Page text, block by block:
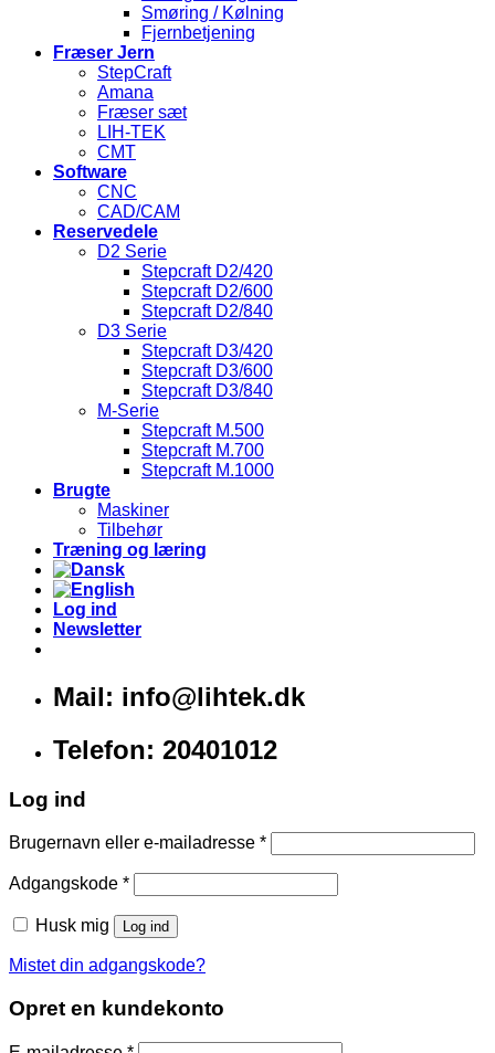
Smøring / Kølning
Fjernbetjening
Fræser Jern
StepCraft
Amana
Fræser sæt
LIH-TEK
CMT
Software
CNC
CAD/CAM
Reservedele
D2 Serie
Stepcraft D2/420
Stepcraft D2/600
Stepcraft D2/840
D3 Serie
Stepcraft D3/420
Stepcraft D3/600
Stepcraft D3/840
M-Serie
Stepcraft M.500
Stepcraft M.700
Stepcraft M.1000
Brugte
Maskiner
Tilbehør
Træning og læring
Log ind
Newsletter
Mail: info@lihtek.dk
Telefon: 20401012
Log ind
Brugernavn eller e-mailadresse *
Adgangskode *
Husk mig Log ind
Mistet din adgangskode?
Opret en kundekonto